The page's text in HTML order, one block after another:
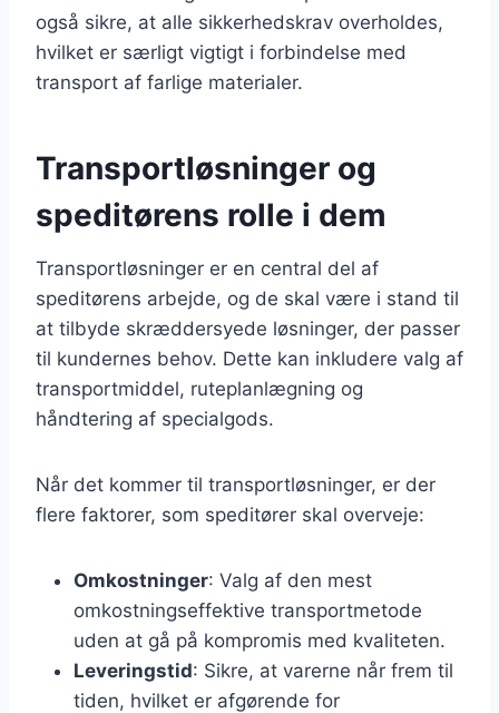
også sikre, at alle sikkerhedskrav overholdes,
hvilket er særligt vigtigt i forbindelse med
transport af farlige materialer.
Transportløsninger og
speditørens rolle i dem
Transportløsninger er en central del af
speditørens arbejde, og de skal være i stand til
at tilbyde skræddersyede løsninger, der passer
til kundernes behov. Dette kan inkludere valg af
transportmiddel, ruteplanlægning og
håndtering af specialgods.
Når det kommer til transportløsninger, er der
flere faktorer, som speditører skal overveje:
Omkostninger: Valg af den mest
omkostningseffektive transportmetode
uden at gå på kompromis med kvaliteten.
Leveringstid: Sikre, at varerne når frem til
tiden, hvilket er afgørende for